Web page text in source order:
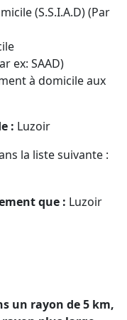
(S.S.I.A.D) (Par
ex: SAAD)
à domicile aux
: Luzoir
la liste suivante :
que : Luzoir
un rayon de 5 km,